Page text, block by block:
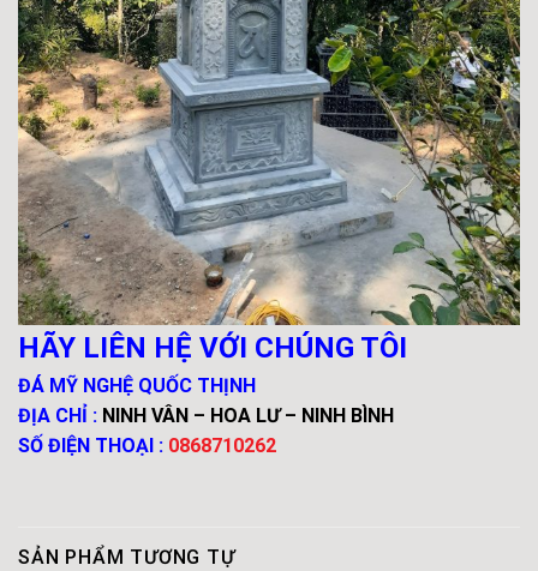
HÃY LIÊN HỆ VỚI CHÚNG TÔI
ĐÁ MỸ NGHỆ QUỐC THỊNH
ĐỊA CHỈ : NINH VÂN – HOA LƯ – NINH BÌNH
SỐ ĐIỆN THOẠI : 0868710262
SẢN PHẨM TƯƠNG TỰ